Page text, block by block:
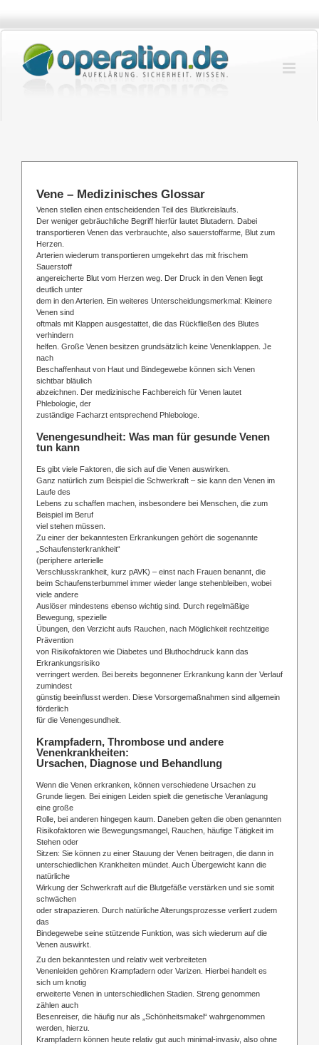
springen
Vene – Medizinisches Glossar
Venen stellen einen entscheidenden Teil des Blutkreislaufs.
Der weniger gebräuchliche Begriff hierfür lautet Blutadern. Dabei
transportieren Venen das verbrauchte, also sauerstoffarme, Blut zum
Herzen.
Arterien wiederum transportieren umgekehrt das mit frischem
Sauerstoff
angereicherte Blut vom Herzen weg. Der Druck in den Venen liegt
deutlich unter
dem in den Arterien. Ein weiteres Unterscheidungsmerkmal: Kleinere
Venen sind
oftmals mit Klappen ausgestattet, die das Rückfließen des Blutes
verhindern
helfen. Große Venen besitzen grundsätzlich keine Venenklappen. Je
nach
Beschaffenhaut von Haut und Bindegewebe können sich Venen
sichtbar bläulich
abzeichnen. Der medizinische Fachbereich für Venen lautet
Phlebologie, der
zuständige Facharzt entsprechend Phlebologe.
Venengesundheit: Was man für gesunde Venen
tun kann
Es gibt viele Faktoren, die sich auf die Venen auswirken.
Ganz natürlich zum Beispiel die Schwerkraft – sie kann den Venen im
Laufe des
Lebens zu schaffen machen, insbesondere bei Menschen, die zum
Beispiel im Beruf
viel stehen müssen.
Zu einer der bekanntesten Erkrankungen gehört die sogenannte
„Schaufensterkrankheit“
(periphere arterielle
Verschlusskrankheit, kurz pAVK) – einst nach Frauen benannt, die
beim Schaufensterbummel immer wieder lange stehenbleiben, wobei
viele andere
Auslöser mindestens ebenso wichtig sind. Durch regelmäßige
Bewegung, spezielle
Übungen, den Verzicht aufs Rauchen, nach Möglichkeit rechtzeitige
Prävention
von Risikofaktoren wie Diabetes und Bluthochdruck kann das
Erkrankungsrisiko
verringert werden. Bei bereits begonnener Erkrankung kann der Verlauf
zumindest
günstig beeinflusst werden. Diese Vorsorgemaßnahmen sind allgemein
förderlich
für die Venengesundheit.
Krampfadern, Thrombose und andere
Venenkrankheiten:
Ursachen, Diagnose und Behandlung
Wenn die Venen erkranken, können verschiedene Ursachen zu
Grunde liegen. Bei einigen Leiden spielt die genetische Veranlagung
eine große
Rolle, bei anderen hingegen kaum. Daneben gelten die oben genannten
Risikofaktoren wie Bewegungsmangel, Rauchen, häufige Tätigkeit im
Stehen oder
Sitzen: Sie können zu einer Stauung der Venen beitragen, die dann in
unterschiedlichen Krankheiten mündet. Auch Übergewicht kann die
natürliche
Wirkung der Schwerkraft auf die Blutgefäße verstärken und sie somit
schwächen
oder strapazieren. Durch natürliche Alterungsprozesse verliert zudem
das
Bindegewebe seine stützende Funktion, was sich wiederum auf die
Venen auswirkt.
Zu den bekanntesten und relativ weit verbreiteten
Venenleiden gehören Krampfadern oder Varizen. Hierbei handelt es
sich um knotig
erweiterte Venen in unterschiedlichen Stadien. Streng genommen
zählen auch
Besenreiser, die häufig nur als „Schönheitsmakel“ wahrgenommen
werden, hierzu.
Krampfadern können heute relativ gut auch minimal-invasiv, also ohne